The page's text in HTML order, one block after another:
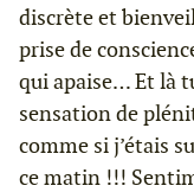
discrète et
prise de
qui apaise… Et là
sensation de
comme si j’étais
ce matin !!!